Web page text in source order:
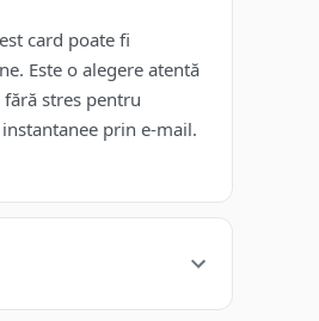
card poate fi
Este o alegere atentă
stres pentru
prin e-mail.